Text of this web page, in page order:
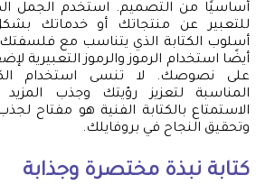
أساسيًا من التصميم. استخدم الجمل
للتعبير عن منتجاتك أو خدماتك
أسلوب الكتابة الذي يتناسب مع فلسفتك
أيضًا استخدام الرموز والرموز التعبيرية
على نصوصك. لا تنسى استخدام
المناسبة لتعزيز رؤيتك وجذب
الاستمتاع بالكتابة الفنية هو مفتاح
وتحقيق النجاح في بروفايلك.
كتابة نبذة مختصرة وجذابة